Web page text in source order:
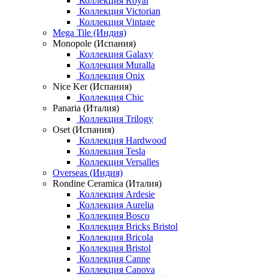
Коллекция Victorian
Коллекция Vintage
Mega Tile (Индия)
Monopole (Испания)
Коллекция Galaxy
Коллекция Muralla
Коллекция Onix
Nice Ker (Испания)
Коллекция Chic
Panaria (Италия)
Коллекция Trilogy
Oset (Испания)
Коллекция Hardwood
Коллекция Tesla
Коллекция Versalles
Overseas (Индия)
Rondine Ceramica (Италия)
Коллекция Ardesie
Коллекция Aurelia
Коллекция Bosco
Коллекция Bricks Bristol
Коллекция Bricola
Коллекция Bristol
Коллекция Canne
Коллекция Canova